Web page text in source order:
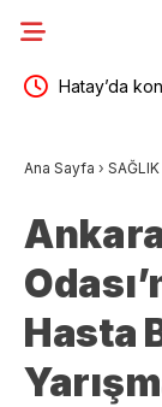
Hatay’da
Ana Sayfa › SAĞLIK
Hasta